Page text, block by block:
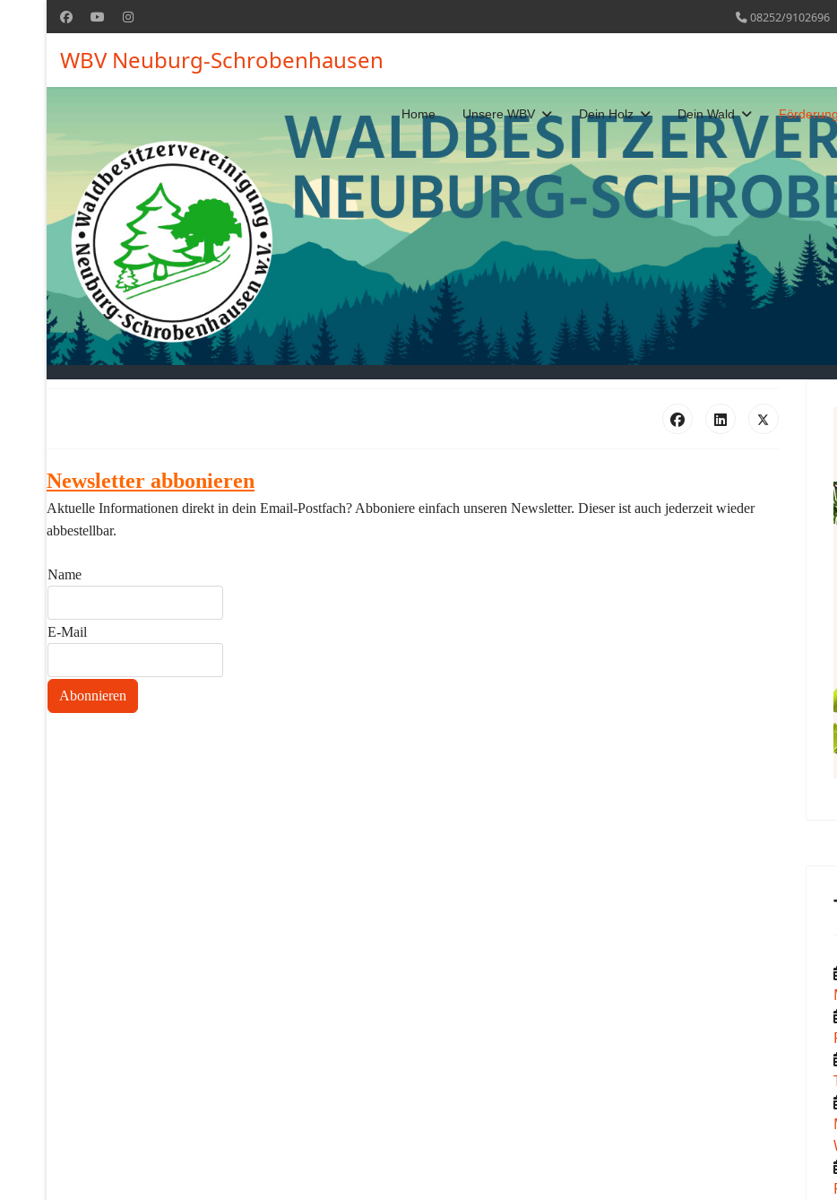
08252/9102696
WBV Neuburg-Schrobenhausen
Home Unsere WBV Dein Holz Dein Wald Förderung
Newsletter abbonieren
Aktuelle Informationen direkt in dein Email-Postfach? Abboniere einfach unseren Newsletter. Dieser ist auch jederzeit wieder
abbestellbar.
Name
E-Mail
Abonnieren